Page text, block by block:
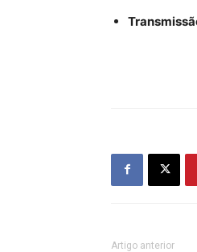
Artigo anterior